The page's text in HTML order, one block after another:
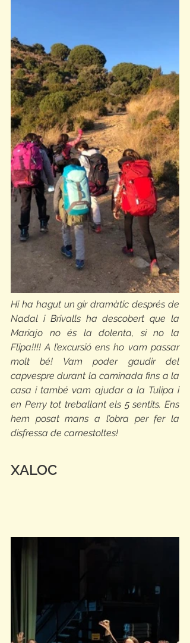
Hi ha hagut un gir dramàtic després de
Nadal i Brivalls ha descobert que la
Mariajo no és la dolenta, si no la
Flipa!!!! A l’excursió ens ho vam passar
molt bé! Vam poder gaudir del
capvespre durant la caminada fins a la
casa i també vam ajudar a la Tulipa i
en Perry tot treballant els 5 sentits. Ens
hem posat mans a l’obra per fer la
disfressa de carnestoltes!
XALOC